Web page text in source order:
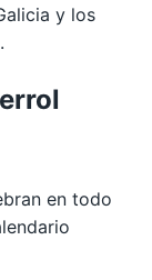
y los
en todo